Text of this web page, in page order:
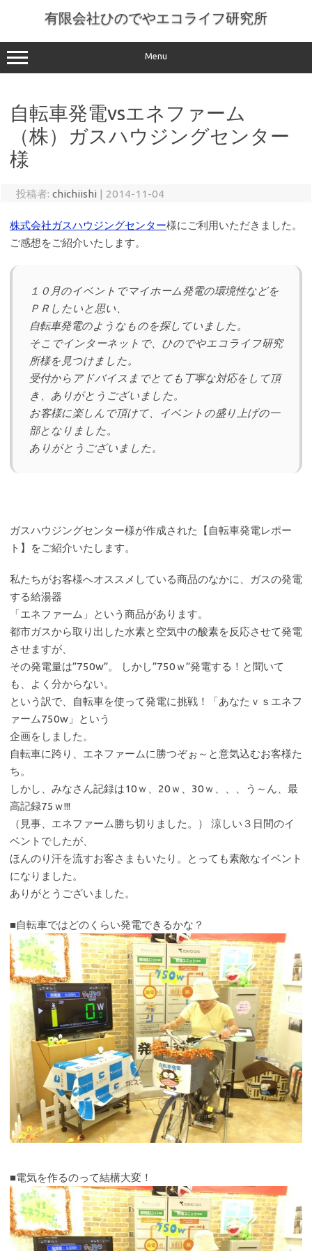
へ
ス
有限会社ひのでやエコライフ研究所
Menu
自転車発電vsエネファーム
（株）ガスハウジングセンター
様
投稿者: chichiishi | 2014-11-04
株式会社ガスハウジングセンター様にご利用いただきました。
ご感想をご紹介いたします。
１０月のイベントでマイホーム発電の環境性などを
ＰＲしたいと思い、
自転車発電のようなものを探していました。
そこでインターネットで、ひのでやエコライフ研究
所様を見つけました。
受付からアドバイスまでとても丁寧な対応をして頂
き、ありがとうございました。
お客様に楽しんで頂けて、イベントの盛り上げの一
部となりました。
ありがとうございました。
ガスハウジングセンター様が作成された【自転車発電レポー
ト】をご紹介いたします。
私たちがお客様へオススメしている商品のなかに、ガスの発電
する給湯器
「エネファーム」という商品があります。
都市ガスから取り出した水素と空気中の酸素を反応させて発電
させますが、
その発電量は”750w”。 しかし”750ｗ”発電する！と聞いて
も、よく分からない。
という訳で、自転車を使って発電に挑戦！「あなたｖｓエネフ
ァーム750w」という
企画をしました。
自転車に跨り、エネファームに勝つぞぉ～と意気込むお客様た
ち。
しかし、みなさん記録は10ｗ、20ｗ、30ｗ、、、う～ん、最
高記録75ｗ!!!
（見事、エネファーム勝ち切りました。） 涼しい３日間のイ
ベントでしたが、
ほんのり汗を流すお客さまもいたり。とっても素敵なイベント
になりました。
ありがとうございました。
■自転車ではどのくらい発電できるかな？
■電気を作るのって結構大変！